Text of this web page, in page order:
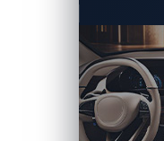
助汽車製造商和系統
禦，為電動汽車提供
不同於過去一般RDS
Secured RDS